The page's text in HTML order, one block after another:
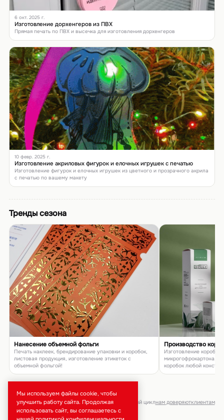
6 окт. 2025 г.
Изготовление дорхенгеров из ПВХ
Прямая печать по ПВХ и высечка для изготовления дорхенгеров
10 февр. 2025 г.
Изготовление акриловых фигурок и елочных игрушек с печатью
Изготовление фигурок и елочных игрушек из цветного и прозрачного акрила
с печатью по вашему макету
Тренды сезона
Нанесение объемной фольги
Печать наклеек, брендирование упаковки и коробок,
листовая продукция, изготовление этикеток с
объемной фольгой!
Производство
Изготовление коробок
микрогофрокартона,
коробок любой
товаров и подарков
брендирование · тиражи от 50 шт · полный циклнам доверяютклиентам
Мы используем файлы cookie, чтобы
улучшить работу сайта. Продолжая
использовать сайт, вы соглашаетесь с